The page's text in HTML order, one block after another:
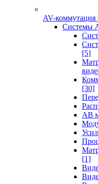
AV-коммутация
Системы
[5]
[30]
АВ
[1]